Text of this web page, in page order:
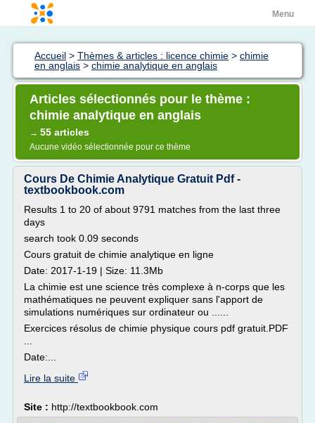
Menu
Accueil > Thèmes & articles : licence chimie > chimie
en anglais > chimie analytique en anglais
Articles sélectionnés pour le thème :
chimie analytique en anglais
→ 55 articles
Aucune vidéo sélectionnée pour ce thème
Cours De Chimie Analytique Gratuit Pdf -
textbookbook.com
Results 1 to 20 of about 9791 matches from the last three
days
search took 0.09 seconds
Cours gratuit de chimie analytique en ligne
Date: 2017-1-19 | Size: 11.3Mb
La chimie est une science très complexe à n-corps que les
mathématiques ne peuvent expliquer sans l'apport de
simulations numériques sur ordinateur ou ......
Exercices résolus de chimie physique cours pdf gratuit.PDF
Date:...
Lire la suite
Site : http://textbookbook.com